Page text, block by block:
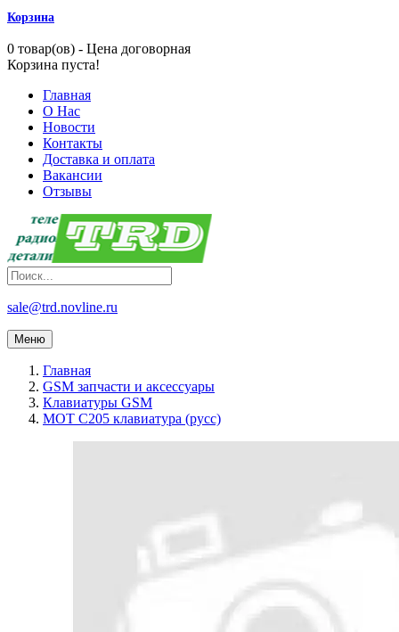
Корзина
0 товар(ов) - Цена договорная
Корзина пуста!
Главная
О Нас
Новости
Контакты
Доставка и оплата
Вакансии
Отзывы
sale@trd.novline.ru
Меню
Главная
GSM запчасти и аксессуары
Клавиатуры GSM
MOT C205 клавиатура (русс)